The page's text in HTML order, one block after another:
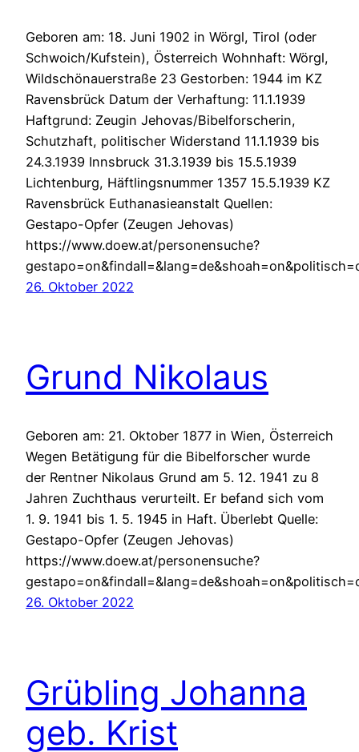
Geboren am: 18. Juni 1902 in Wörgl, Tirol (oder
Schwoich/Kufstein), Österreich Wohnhaft: Wörgl,
Wildschönauerstraße 23 Gestorben: 1944 im KZ
Ravensbrück Datum der Verhaftung: 11.1.1939
Haftgrund: Zeugin Jehovas/Bibelforscherin,
Schutzhaft, politischer Widerstand 11.1.1939 bis
24.3.1939 Innsbruck 31.3.1939 bis 15.5.1939
Lichtenburg, Häftlingsnummer 1357 15.5.1939 KZ
Ravensbrück Euthanasieanstalt Quellen:
Gestapo-Opfer (Zeugen Jehovas)
https://www.doew.at/personensuche?
26. Oktober 2022
Grund Nikolaus
Geboren am: 21. Oktober 1877 in Wien, Österreich
Wegen Betätigung für die Bibelforscher wurde
der Rentner Nikolaus Grund am 5. 12. 1941 zu 8
Jahren Zuchthaus verurteilt. Er befand sich vom
1. 9. 1941 bis 1. 5. 1945 in Haft. Überlebt Quelle:
Gestapo-Opfer (Zeugen Jehovas)
https://www.doew.at/personensuche?
26. Oktober 2022
Grübling Johanna
geb. Krist